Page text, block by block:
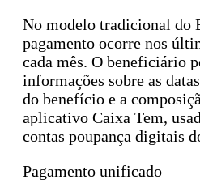
No modelo tradicional do
pagamento ocorre nos
cada mês. O beneficiário
informações sobre as
do benefício e a
aplicativo Caixa Tem,
contas poupança digitais
Pagamento unificado